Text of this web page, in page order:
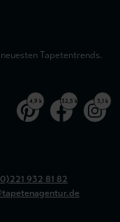
Tapetentrends.
4,9 k 32,5 k 3,1 k
932 81 82